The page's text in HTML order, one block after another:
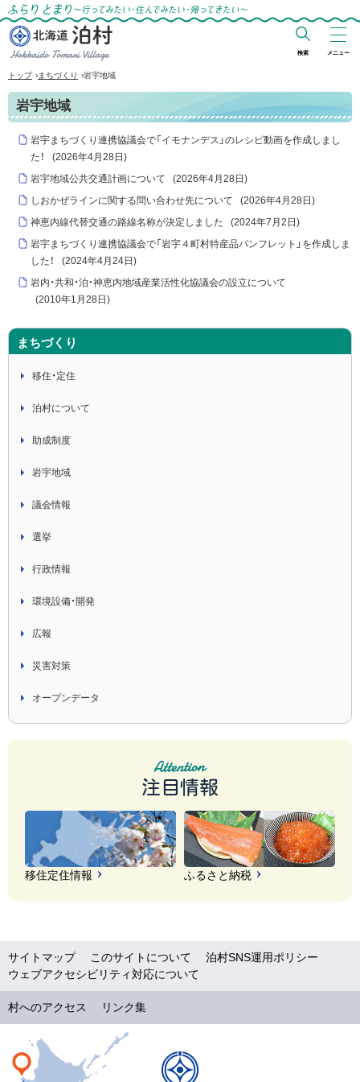
ふらりとまり～行ってみたい・住んでみた
い・帰ってきたい～
北海道 泊村
Hokkaido Tomari
Village
検索 メニュー
トップ ›まちづくり ›岩宇地域
岩宇地域
岩宇まちづくり連携協議会で「イモナンデス」のレシピ動画を作成しまし
た！
(2026年4月28日 )
岩宇地域公共交通計画について
(2026年4月28日 )
しおかぜラインに関する問い合わせ先について
(2026年4月28日 )
神恵内線代替交通の路線名称が決定しました
(2024年7月2日 )
岩宇まちづくり連携協議会で「岩宇４町村特産品パンフレット」を作成しま
した！
(2024年4月24日 )
岩内・共和・泊・神恵内地域産業活性化協議会の設立について
(2010年1月28日 )
まちづくり
移住・定住
泊村について
助成制度
岩宇地域
議会情報
選挙
行政情報
環境設備・開発
広報
災害対策
オープンデータ
注目情報
移住定住情報 ふるさと納税
サイトマップ このサイトについて
泊村SNS運用ポリシー
ウェブアクセシビリティ対応について
村へのアクセス リンク集